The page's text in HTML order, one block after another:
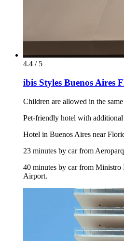
4.4 / 5
ibis Styles Buenos Aires
Children are allowed in the
Pet-friendly hotel with additional
Hotel in Buenos Aires near
23 minutes by car from
40 minutes by car from Ministro
Airport.